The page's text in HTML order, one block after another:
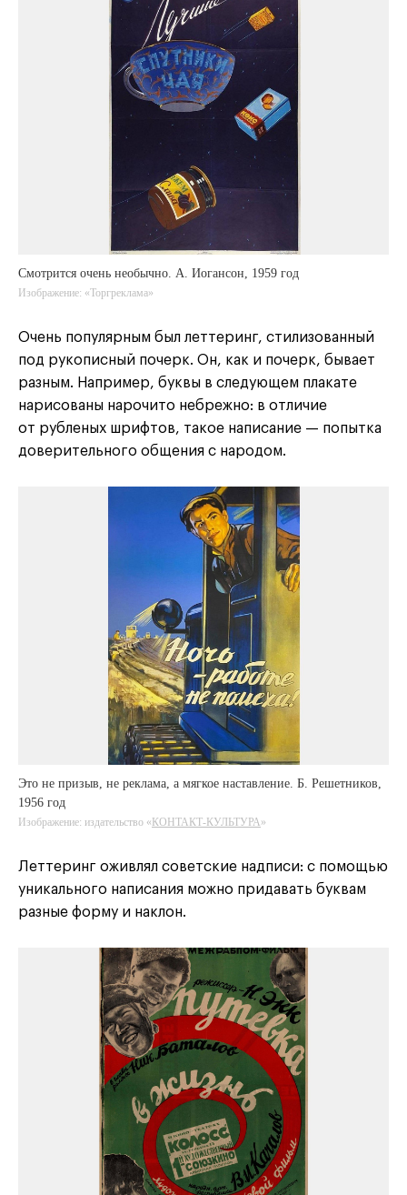
Смотрится очень необычно. А. Иогансон, 1959 год
Изображение: «Торгреклама»
Очень популярным был леттеринг, стилизованный
под рукописный почерк. Он, как и почерк, бывает
разным. Например, буквы в следующем плакате
нарисованы нарочито небрежно: в отличие
от рубленых шрифтов, такое написание — попытка
доверительного общения с народом.
Это не призыв, не реклама, а мягкое наставление. Б. Решетников,
1956 год
Изображение: издательство « КОНТАКТ-КУЛЬТУРА»
Леттеринг оживлял советские надписи: с помощью
уникального написания можно придавать буквам
разные форму и наклон.